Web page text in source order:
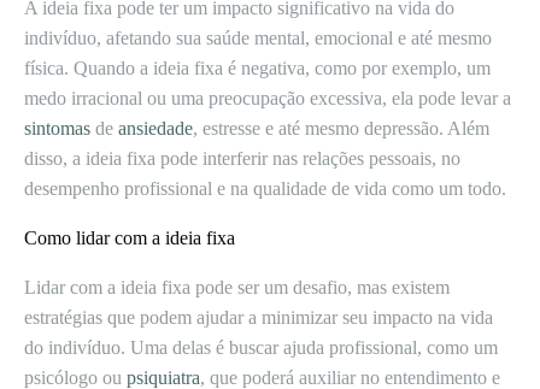
A ideia fixa pode ter um impacto significativo na vida do
indivíduo, afetando sua saúde mental, emocional e até mesmo
física. Quando a ideia fixa é negativa, como por exemplo, um
medo irracional ou uma preocupação excessiva, ela pode levar a
sintomas de ansiedade, estresse e até mesmo depressão. Além
disso, a ideia fixa pode interferir nas relações pessoais, no
desempenho profissional e na qualidade de vida como um todo.
Como lidar com a ideia fixa
Lidar com a ideia fixa pode ser um desafio, mas existem
estratégias que podem ajudar a minimizar seu impacto na vida
do indivíduo. Uma delas é buscar ajuda profissional, como um
psicólogo ou psiquiatra, que poderá auxiliar no entendimento e